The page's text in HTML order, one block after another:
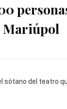
Mariúpol